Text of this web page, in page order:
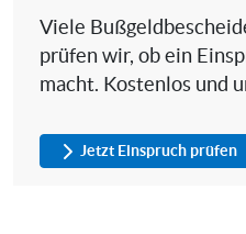
Viele
prüfen wir, ob ein
macht. Kostenlos und
Jetzt Einspruch prüfen